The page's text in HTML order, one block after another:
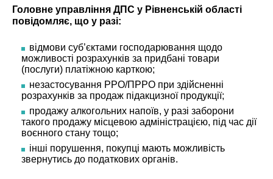
Головне управління ДПС у Рівненській області
повідомляє, що у разі:
відмови суб’єктами господарювання щодо
можливості розрахунків за придбані товари
(послуги) платіжною карткою;
незастосування РРО/ПРРО при здійсненні
розрахунків за продаж підакцизної продукції;
продажу алкогольних напоїв, у разі заборони
такого продажу місцевою адміністрацією, під час дії
воєнного стану тощо;
інші порушення, покупці мають можливість
звернутись до податкових органів.